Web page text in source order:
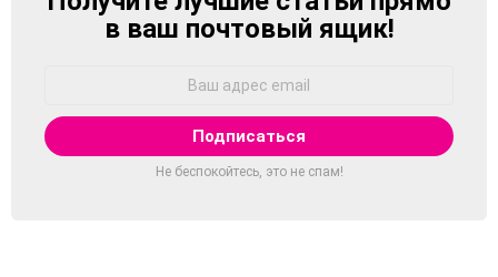
в ваш почтовый ящик!
Не беспокойтесь, это не спам!